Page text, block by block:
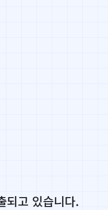
고 있습니다.